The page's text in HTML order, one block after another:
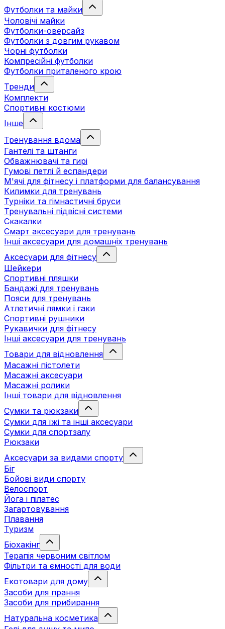
Футболки та майки
Чоловічі майки
Футболки-оверсайз
Футболки з довгим рукавом
Чорні футболки
Компресійні футболки
Футболки приталеного крою
Тренди
Комплекти
Спортивні костюми
Інше
Тренування вдома
Гантелі та штанги
Обважнювачі та гирі
Гумові петлі й еспандери
М'ячі для фітнесу і платформи для балансування
Килимки для тренувань
Турніки та гімнастичні бруси
Тренувальні підвісні системи
Скакалки
Смарт аксесуари для тренувань
Інші аксесуари для домашніх тренувань
Аксесуари для фітнесу
Шейкери
Спортивні пляшки
Бандажі для тренувань
Пояси для тренувань
Атлетичні лямки і гаки
Спортивні рушники
Рукавички для фітнесу
Інші аксесуари для тренувань
Товари для відновлення
Масажні пістолети
Масажні аксесуари
Масажні ролики
Інші товари для відновлення
Сумки та рюкзаки
Сумки для їжі та інші аксесуари
Сумки для спортзалу
Рюкзаки
Аксесуари за видами спорту
Біг
Бойові види спорту
Велоспорт
Йога і пілатес
Загартовування
Плавання
Туризм
Біохакінг
Терапія червоним світлом
Фільтри та ємності для води
Екотовари для дому
Засоби для прання
Засоби для прибирання
Натуральна косметика